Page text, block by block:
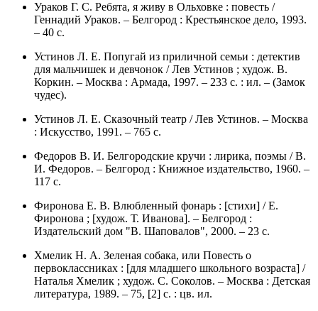
Ураков Г. С. Ребята, я живу в Ольховке : повесть /
Геннадий Ураков. – Белгород : Крестьянское дело, 1993.
– 40 с.
Устинов Л. Е. Попугай из приличной семьи : детектив
для мальчишек и девчонок / Лев Устинов ; худож. В.
Коркин. – Москва : Армада, 1997. – 233 с. : ил. – (Замок
чудес).
Устинов Л. Е. Сказочный театр / Лев Устинов. – Москва
: Искусство, 1991. – 765 с.
Федоров В. И. Белгородские кручи : лирика, поэмы / В.
И. Федоров. – Белгород : Книжное издательство, 1960. –
117 с.
Фиронова Е. В. Влюбленный фонарь : [стихи] / Е.
Фиронова ; [худож. Т. Иванова]. – Белгород :
Издательский дом "В. Шаповалов", 2000. – 23 с.
Хмелик Н. А. Зеленая собака, или Повесть о
первоклассниках : [для младшего школьного возраста] /
Наталья Хмелик ; худож. С. Соколов. – Москва : Детская
литература, 1989. – 75, [2] с. : цв. ил.